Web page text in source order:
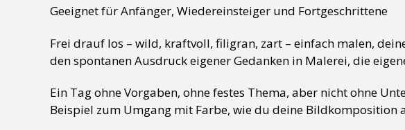
Geeignet für Anfänger, Wiedereinsteiger und Fortgeschrittene
Frei drauf los – wild, kraftvoll, filigran, zart – einfach malen,
den spontanen Ausdruck eigener Gedanken in Malerei, die
Ein Tag ohne Vorgaben, ohne festes Thema, aber nicht ohne
Beispiel zum Umgang mit Farbe, wie du deine Bildkomposition